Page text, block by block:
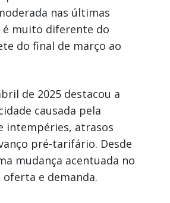
nas últimas
é muito diferente do
do final de março ao
de 2025 destacou a
causada pela
intempéries, atrasos
pré-tarifário. Desde
mudança acentuada no
e demanda.